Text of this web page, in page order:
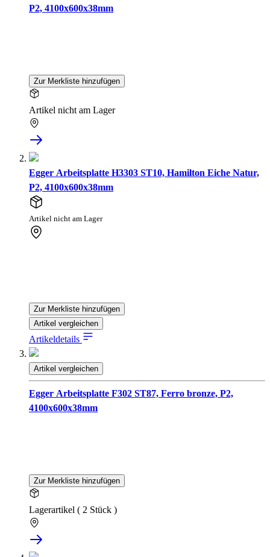
P2, 4100x600x38mm
Zur Merkliste hinzufügen
Artikel nicht am Lager
Egger Arbeitsplatte H3303 ST10, Hamilton Eiche Natur,
P2, 4100x600x38mm
Artikel nicht am Lager
Zur Merkliste hinzufügen
Artikel vergleichen
Artikeldetails
Artikel vergleichen
Egger Arbeitsplatte F302 ST87, Ferro bronze, P2,
4100x600x38mm
Zur Merkliste hinzufügen
Lagerartikel ( 2 Stück )